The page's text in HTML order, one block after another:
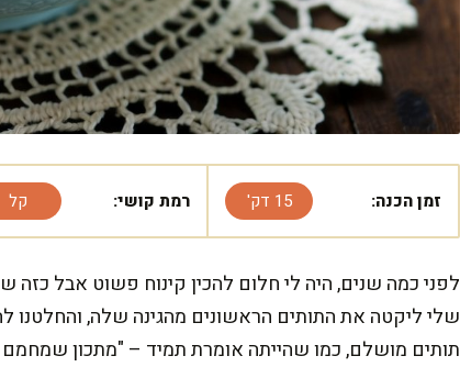
זמן הכנה: 15 דק' רמת קושי: קל
לפני כמה שנים, היה לי חלום להכין קינוח פשוט אבל
שלי ליקטה את התותים הראשונים מהגינה שלה, והחלטנו
תותים מושלם, כמו שהייתה אומרת תמיד – "מתכון